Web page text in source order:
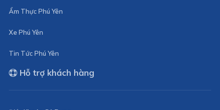
Ẩm Thực Phú Yên
Xe Phú Yên
Tin Tức Phú Yên
Hỗ trợ khách hàng